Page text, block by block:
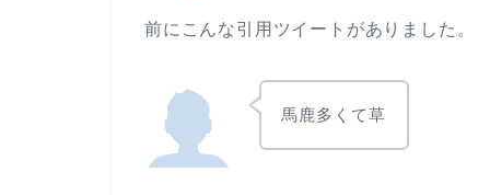
前にこんな引用ツイートがありました。
馬鹿多くて草